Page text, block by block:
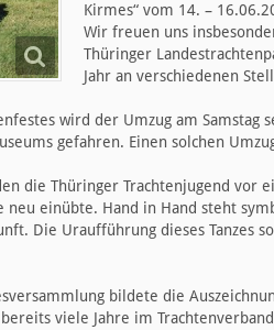
Kirmes“ vom 14. –
Wir freuen uns
Thüringer
Jahr an verschiedenen
wird der Umzug am
gefahren. Einen solchen
die Thüringer Trachtenjugend vor
neu einübte. Hand in Hand steht
Die Uraufführung dieses Tanzes
bildete die
viele Jahre im